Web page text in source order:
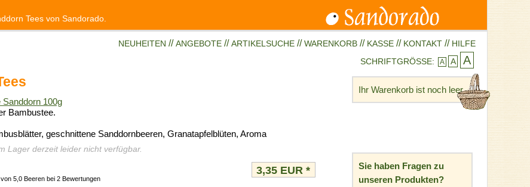
Tees von Sandorado.
NEUHEITEN //ANGEBOTE //ARTIKELSUCHE //WARENKORB // KASSE // KONTAKT // HILFE
SCHRIFTGRÖSSE: A A A
Ihr Warenkorb ist noch leer.
Sie haben Fragen zu
unseren Produkten?
Sanddorn 100g
Bambustee.
geschnittene Sanddornbeeren, Granatapfelblüten, Aroma
Lager derzeit leider nicht verfügbar.
5,0 Beeren bei 2 Bewertungen
3,35 EUR*